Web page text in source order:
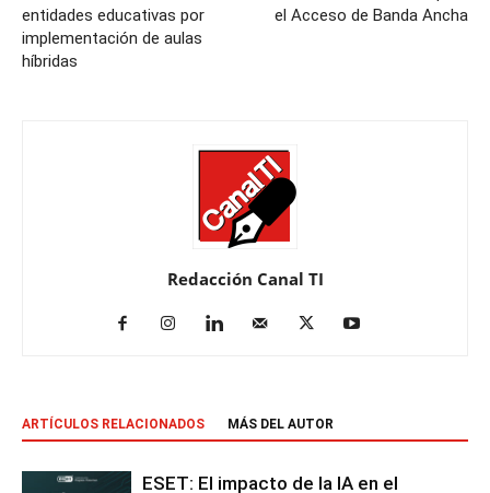
entidades educativas por
implementación de aulas
híbridas
el Acceso de Banda Ancha
Redacción Canal TI
ARTÍCULOS RELACIONADOS MÁS DEL AUTOR
ESET: El impacto de la IA en el